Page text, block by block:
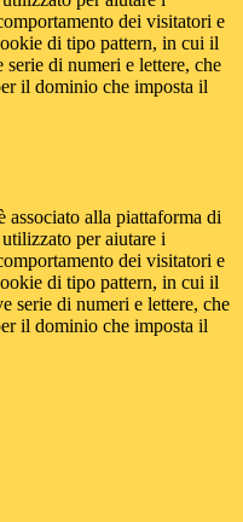
dei visitatori e
di tipo pattern, in cui il
di numeri e lettere, che
il dominio che imposta il
associato alla piattaforma di
per aiutare i
dei visitatori e
di tipo pattern, in cui il
serie di numeri e lettere, che
il dominio che imposta il